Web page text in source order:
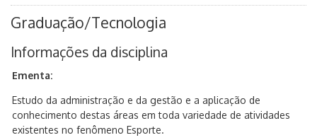
Graduação/Tecnologia
Informações da disciplina
Ementa:
Estudo da administração e da gestão e a aplicação de
conhecimento destas áreas em toda variedade de atividades
existentes no fenômeno Esporte.